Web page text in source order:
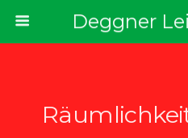
Deggner